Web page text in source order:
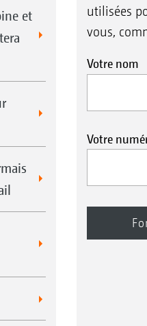
et
utilisées
vous,
Votre nom
Votre